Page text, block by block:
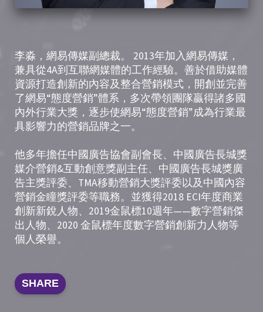
李淼，網易傳媒副總裁。 2013年加入網易傳媒，
兼具從4A到互聯網媒體的工作經驗。善於借助媒體
資源打造創新的內容及整合營銷模式，開創並完善
了網易“態度營銷”體系，多次帶領團隊贏得諸多國
內外行業大獎，逐步使網易“態度營銷”成為行業最
具影響力的營銷品牌之一。
他多年擔任中國廣告協會副會長、中國廣告長城獎
媒介營銷&互動創意獎副主任、中國廣告長城獎廣
告主獎評委、TMA移動營銷大獎評委以及中國內容
營銷金瞳獎評委等職務。並獲得2018 ECI年度商業
創新新銳人物、2019金鼠標10週年——數字營銷傑
出人物、2020 金鼠標年度數字營銷創新力人物等
個人榮譽。
SHARE